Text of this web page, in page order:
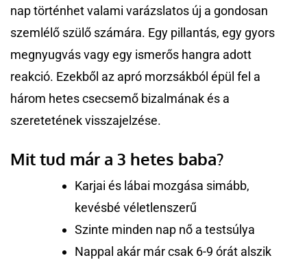
nap történhet valami varázslatos új a gondosan
szemlélő szülő számára. Egy pillantás, egy gyors
megnyugvás vagy egy ismerős hangra adott
reakció. Ezekből az apró morzsákból épül fel a
három hetes csecsemő bizalmának és a
szeretetének visszajelzése.
Mit tud már a 3 hetes baba?
Karjai és lábai mozgása simább,
kevésbé véletlenszerű
Szinte minden nap nő a testsúlya
Nappal akár már csak 6-9 órát alszik